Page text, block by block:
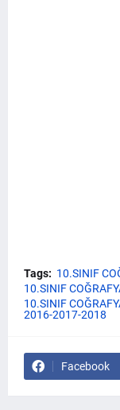
Tags: 10.SINIF
10.SINIF
10.SINIF
2016-2017-2018
Facebook